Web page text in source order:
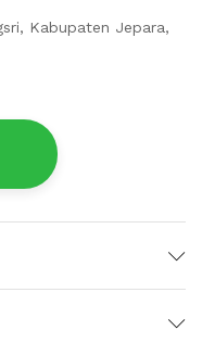
Kabupaten Jepara,